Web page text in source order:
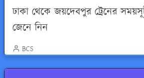
ঢাকা থেকে জয়দেবপুর ট্রেনের
জেনে নিন
BCS